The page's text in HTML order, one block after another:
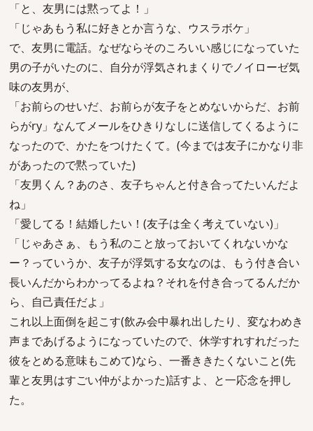
「と、友男には黙ってよ！」
「じゃあもう私に好きとか言うな、ウスラボケ」
で、友男に電話。なぜならそのころいい感じになっていた
男の子がいたのに、自分が浮気されまくりでノイローゼ気
味の友男が、
「お前らのせいだ、お前らが友子をとめないからだ、お前
らがry」なんてメールをひきりなしに送信してくるように
なったので、かたをつけたくて。(今までは友子にかなり非
があったので黙っていた)
「友男くん？あのさ、友子ちゃんと付き合ってたいんだよ
ね」
「愛してる！結婚したい！(友子は全く考えていない)」
「じゃあさぁ、もう私のこと放っておいてくれないかな
ー？っていうか、友子が浮気する女なのは、もう付き合い
長いんだからわかってるよね？それを付き合ってるんだか
ら、自己責任だよ」
これ以上面倒を起こす(飲み会中暴れ出したり、変なわめき
声まであげるようになっていたので、休学すれすれだった
彼をとめる意味もこめて)なら、一番ききたくないこと(先
輩と友男はすごい仲がよかった)話すよ、と一応念を押し
た。